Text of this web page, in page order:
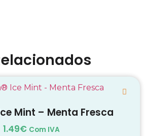
Mint – Menta Fresca
1.49€ Com IVA